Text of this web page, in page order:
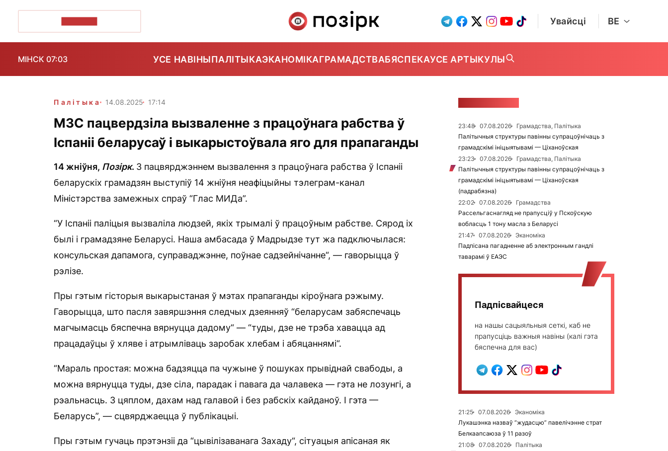
Увайсці BE
МІНСК 07:03 УСЕ НАВІНЫПАЛІТЫКАЭКАНОМІКАГРАМАДСТВАБЯСПЕКАУСЕ АРТЫКУЛЫ
Палітыка 14.08.2025 17:14
МЗС пацвердзіла вызваленне з працоўнага рабства ў
Іспаніі беларусаў і выкарыстоўвала яго для прапаганды
14 жніўня, Позірк. З пацвярджэннем вызвалення з працоўнага рабства ў Іспаніі
беларускіх грамадзян выступіў 14 жніўня неафіцыйны тэлеграм-канал
Міністэрства замежных спраў “Глас МИДа”.
“У Іспаніі паліцыя вызваліла людзей, якіх трымалі ў працоўным рабстве. Сярод іх
былі і грамадзяне Беларусі. Наша амбасада ў Мадрыдзе тут жа падключылася:
консульская дапамога, суправаджэнне, поўнае садзейнічанне“, — гаворыцца ў
рэлізе.
Пры гэтым гісторыя выкарыстаная ў мэтах прапаганды кіроўнага рэжыму.
Гаворыцца, што пасля завяршэння следчых дзеянняў “беларусам забяспечаць
магчымасць бяспечна вярнуцца дадому“ — “туды, дзе не трэба хавацца ад
працадаўцы ў хляве і атрымліваць заробак хлебам і абяцаннямі“.
“Мараль простая: можна бадзяцца па чужыне ў пошуках прывіднай свабоды, а
можна вярнуцца туды, дзе сіла, парадак і павага да чалавека — гэта не лозунгі, а
рэальнасць. З цяплом, дахам над галавой і без рабскіх кайданоў. І гэта —
Беларусь”, — сцвярджаецца ў публікацыі.
Пры гэтым гучаць прэтэнзіі да “цывілізаванага Захаду“, сітуацыя апісаная як
23:48 07.08.2026
Грамадства, Палітыка
Палітычныя структуры павінны супрацоўнічаць з
грамадскімі ініцыятывамі — Ціханоўская
23:23
07.08.2026
Грамадства, Палітыка
Палітычныя структуры павінны супрацоўнічаць з
грамадскімі ініцыятывамі — Ціханоўская
(падрабязна)
22:02
07.08.2026
Грамадства
Рассельгаснагляд не прапусціў у Пскоўскую
вобласць 1 тону масла з Беларусі
21:47
07.08.2026
Эканоміка
Падпісана пагадненне аб электронным гандлі
таварамі ў ЕАЭС
Падпісвайцеся
на нашы сацыяльныя сеткі, каб не
прапусціць важныя навіны (калі гэта
бяспечна для вас)
21:25 07.08.2026
Эканоміка
Лукашэнка назваў “жудасцю” павелічэнне страт
Белкаапсаюза ў 11 разоў
21:08
07.08.2026
Палітыка